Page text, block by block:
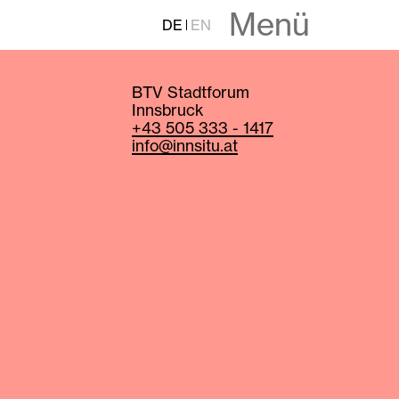
DE EN Menü
BTV Stadtforum
Innsbruck
+43 505 333 - 1417
info@innsitu.at